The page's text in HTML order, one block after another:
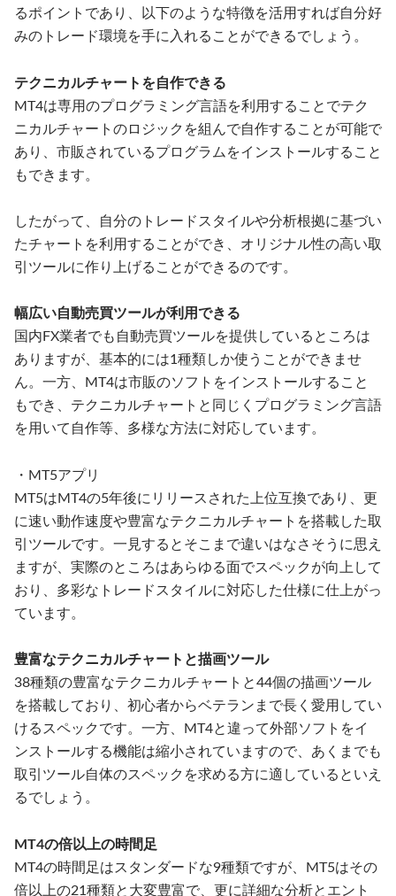
るポイントであり、以下のような特徴を活用すれば自分好
みのトレード環境を手に入れることができるでしょう。
テクニカルチャートを自作できる
MT4は専用のプログラミング言語を利用することでテク
ニカルチャートのロジックを組んで自作することが可能で
あり、市販されているプログラムをインストールすること
もできます。
したがって、自分のトレードスタイルや分析根拠に基づい
たチャートを利用することができ、オリジナル性の高い取
引ツールに作り上げることができるのです。
幅広い自動売買ツールが利用できる
国内FX業者でも自動売買ツールを提供しているところは
ありますが、基本的には1種類しか使うことができませ
ん。一方、MT4は市販のソフトをインストールすること
もでき、テクニカルチャートと同じくプログラミング言語
を用いて自作等、多様な方法に対応しています。
・MT5アプリ
MT5はMT4の5年後にリリースされた上位互換であり、更
に速い動作速度や豊富なテクニカルチャートを搭載した取
引ツールです。一見するとそこまで違いはなさそうに思え
ますが、実際のところはあらゆる面でスペックが向上して
おり、多彩なトレードスタイルに対応した仕様に仕上がっ
ています。
豊富なテクニカルチャートと描画ツール
38種類の豊富なテクニカルチャートと44個の描画ツール
を搭載しており、初心者からベテランまで長く愛用してい
けるスペックです。一方、MT4と違って外部ソフトをイ
ンストールする機能は縮小されていますので、あくまでも
取引ツール自体のスペックを求める方に適しているといえ
るでしょう。
MT4の倍以上の時間足
MT4の時間足はスタンダードな9種類ですが、MT5はその
倍以上の21種類と大変豊富で、更に詳細な分析とエント